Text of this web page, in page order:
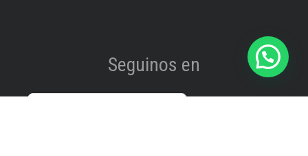
Seguinos en